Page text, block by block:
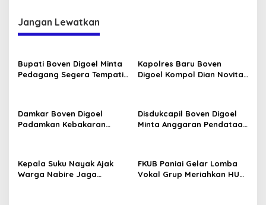
Jangan Lewatkan
Bupati Boven Digoel Minta
Pedagang Segera Tempati
Kapolres Baru Boven
Digoel Kompol Dian Novita
Damkar Boven Digoel
Padamkan Kebakaran
Disdukcapil Boven Digoel
Minta Anggaran Pendataan
Kepala Suku Nayak Ajak
Warga Nabire Jaga
FKUB Paniai Gelar Lomba
Vokal Grup Meriahkan HUT